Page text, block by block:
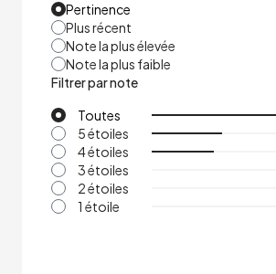
Pertinence
Plus récent
Note la plus élevée
Note la plus faible
Filtrer par note
Toutes
5 étoiles
4 étoiles
3 étoiles
2 étoiles
1 étoile